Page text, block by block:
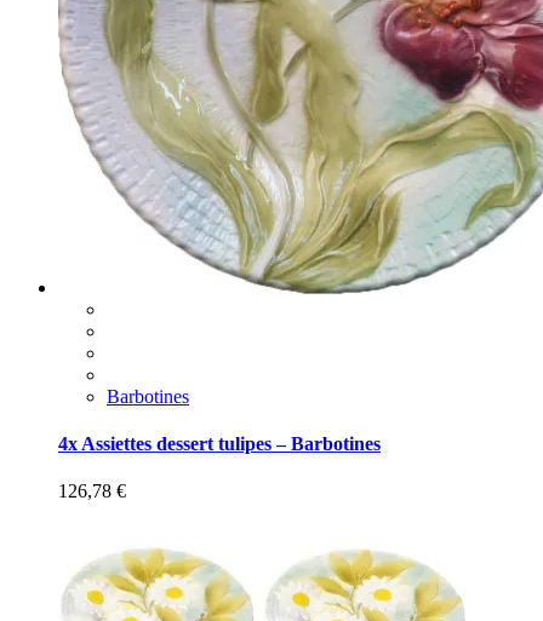
Barbotines
4x Assiettes dessert tulipes – Barbotines
126,78 €